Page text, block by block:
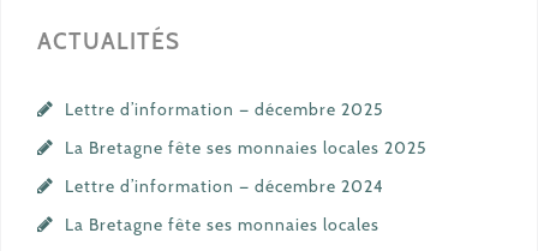
ACTUALITÉS
Lettre d’information — décembre 2025
La Bretagne fête ses monnaies locales 2025
Lettre d’information — décembre 2024
La Bretagne fête ses monnaies locales